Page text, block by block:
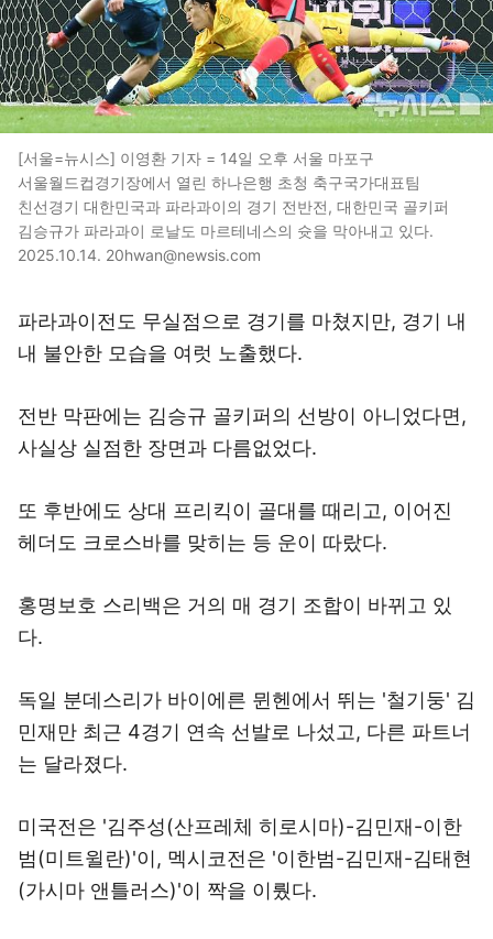
[서울=뉴시스] 이영환 기자 = 14일 오후 서울 마포구
서울월드컵경기장에서 열린 하나은행 초청 축구국가대표팀
친선경기 대한민국과 파라과이의 경기 전반전, 대한민국 골키퍼
김승규가 파라과이 로날도 마르테네스의 슛을 막아내고 있다.
2025.10.14. 20hwan@newsis.com
파라과이전도 무실점으로 경기를 마쳤지만, 경기 내
내 불안한 모습을 여럿 노출했다.
전반 막판에는 김승규 골키퍼의 선방이 아니었다면,
사실상 실점한 장면과 다름없었다.
또 후반에도 상대 프리킥이 골대를 때리고, 이어진
헤더도 크로스바를 맞히는 등 운이 따랐다.
홍명보호 스리백은 거의 매 경기 조합이 바뀌고 있
다.
독일 분데스리가 바이에른 뮌헨에서 뛰는 '철기둥' 김
민재만 최근 4경기 연속 선발로 나섰고, 다른 파트너
는 달라졌다.
미국전은 '김주성(산프레체 히로시마)-김민재-이한
범(미트윌란)'이, 멕시코전은 '이한범-김민재-김태현
(가시마 앤틀러스)'이 짝을 이뤘다.